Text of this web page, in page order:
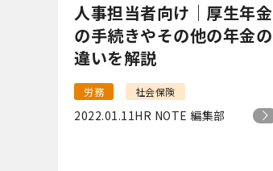
人事担当者向け｜厚生年金
の手続きやその他の年金の
違いを解説
労務 社会保険
2022.01.11HR NOTE 編集部